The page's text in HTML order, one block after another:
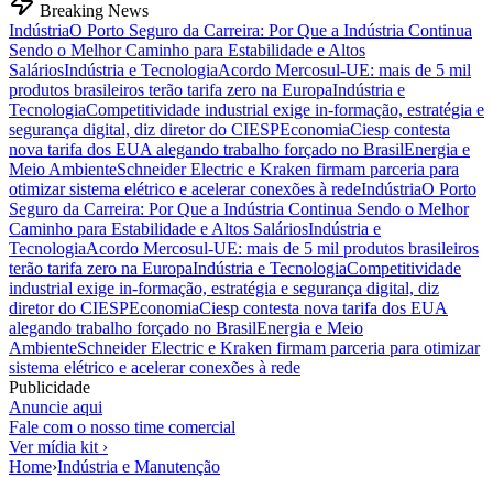
Breaking News
IndústriaO Porto Seguro da Carreira: Por Que a Indústria Continua
Sendo o Melhor Caminho para Estabilidade e Altos
SaláriosIndústria e TecnologiaAcordo Mercosul-UE: mais de 5 mil
produtos brasileiros terão tarifa zero na EuropaIndústria e
TecnologiaCompetitividade industrial exige in-formação, estratégia e
segurança digital, diz diretor do CIESPEconomiaCiesp contesta
nova tarifa dos EUA alegando trabalho forçado no BrasilEnergia e
Meio AmbienteSchneider Electric e Kraken firmam parceria para
otimizar sistema elétrico e acelerar conexões à redeIndústriaO Porto
Seguro da Carreira: Por Que a Indústria Continua Sendo o Melhor
Caminho para Estabilidade e Altos SaláriosIndústria e
TecnologiaAcordo Mercosul-UE: mais de 5 mil produtos brasileiros
terão tarifa zero na EuropaIndústria e TecnologiaCompetitividade
industrial exige in-formação, estratégia e segurança digital, diz
diretor do CIESPEconomiaCiesp contesta nova tarifa dos EUA
alegando trabalho forçado no BrasilEnergia e Meio
AmbienteSchneider Electric e Kraken firmam parceria para otimizar
sistema elétrico e acelerar conexões à rede
Publicidade
Anuncie aqui
Fale com o nosso time comercial
Ver mídia kit ›
Home›Indústria e Manutenção